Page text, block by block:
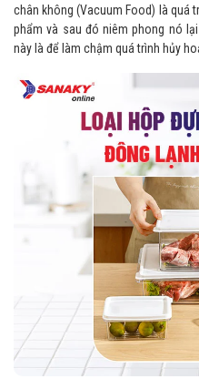
chân không (Vacuum Food) là quá
phẩm và sau đó niêm phong nó
này là để làm chậm quá trình hủy